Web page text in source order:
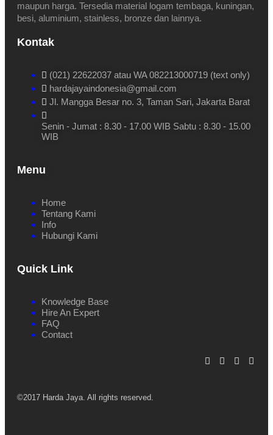
maupun harga. Tersedia material logam tembaga, kuningan,
besi, aluminium, stainless, bronze dan lainnya.
Kontak
(021) 22622037 atau WA 082213000719 (text only)
hardajayaindonesia@gmail.com
Jl. Mangga Besar no. 3, Taman Sari, Jakarta Barat
Senin - Jumat : 8.30 - 17.00 WIB Sabtu : 8.30 - 15.00
WIB
Menu
Home
Tentang Kami
Info
Hubungi Kami
Quick Link
Knowledge Base
Hire An Expert
FAQ
Contact
©2017 Harda Jaya. All rights reserved.